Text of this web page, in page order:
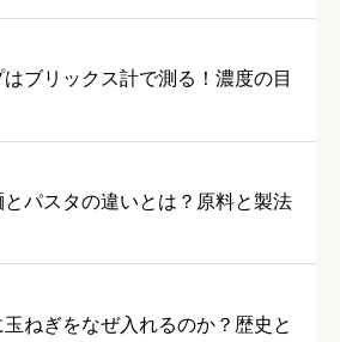
ブリックス計で測る！濃度の目
パスタの違いとは？原料と製法
ねぎをなぜ入れるのか？歴史と